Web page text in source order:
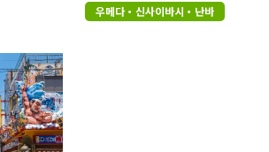
우메다・신사이바시・난바